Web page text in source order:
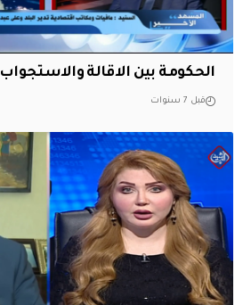
الحكومة بين الاقالة والاستجواب
قبل 7 سنوات